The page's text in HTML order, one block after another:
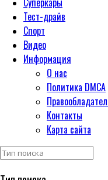
Тест-драйв
Спорт
Видео
Информация
О нас
Политика DMCA
Контакты
Карта сайта